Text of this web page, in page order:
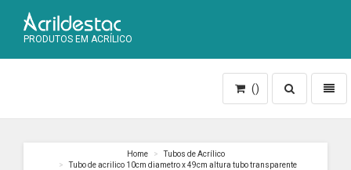
PRODUTOS EM ACRÍLICO
Toggle
search
()
Home
Tubos de Acrílico
Tubo de acrilico 10cm diametro x 49cm altura tubo transparente